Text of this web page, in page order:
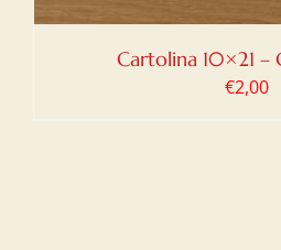
Cartolina 10×21 –
€2,00